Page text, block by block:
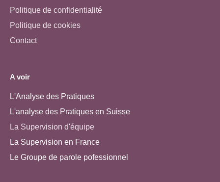
Politique de confidentialité
Politique de cookies
Contact
A voir
L'Analyse des Pratiques
L'analyse des Pratiques en Suisse
La Supervision d'équipe
La Supervision en France
Le Groupe de parole pofessionnel